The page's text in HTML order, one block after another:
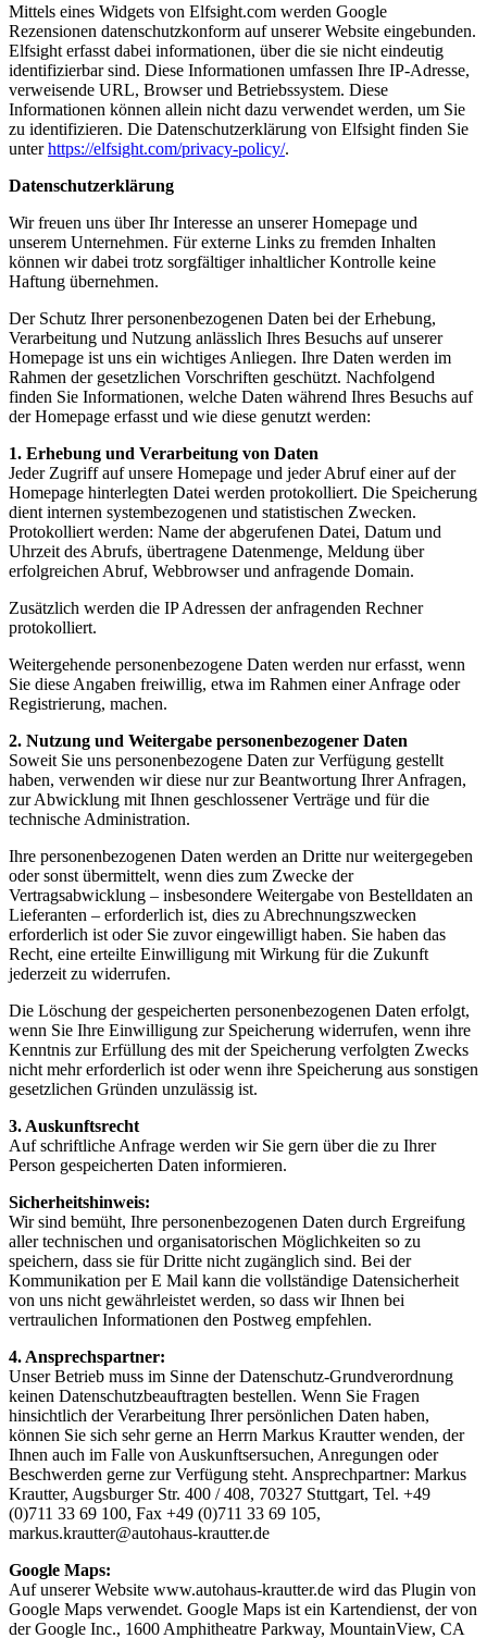
Mittels eines Widgets von Elfsight.com werden Google
Rezensionen datenschutzkonform auf unserer Website eingebunden.
Elfsight erfasst dabei informationen, über die sie nicht eindeutig
identifizierbar sind. Diese Informationen umfassen Ihre IP-Adresse,
verweisende URL, Browser und Betriebssystem. Diese
Informationen können allein nicht dazu verwendet werden, um Sie
zu identifizieren. Die Datenschutzerklärung von Elfsight finden Sie
unterhttps://elfsight.com/privacy-policy/.
Datenschutzerklärung
Wir freuen uns über Ihr Interesse an unserer Homepage und
unserem Unternehmen. Für externe Links zu fremden Inhalten
können wir dabei trotz sorgfältiger inhaltlicher Kontrolle keine
Haftung übernehmen.
Der Schutz Ihrer personenbezogenen Daten bei der Erhebung,
Verarbeitung und Nutzung anlässlich Ihres Besuchs auf unserer
Homepage ist uns ein wichtiges Anliegen. Ihre Daten werden im
Rahmen der gesetzlichen Vorschriften geschützt. Nachfolgend
finden Sie Informationen, welche Daten während Ihres Besuchs auf
der Homepage erfasst und wie diese genutzt werden:
1. Erhebung und Verarbeitung von Daten
Jeder Zugriff auf unsere Homepage und jeder Abruf einer auf der
Homepage hinterlegten Datei werden protokolliert. Die Speicherung
dient internen systembezogenen und statistischen Zwecken.
Protokolliert werden: Name der abgerufenen Datei, Datum und
Uhrzeit des Abrufs, übertragene Datenmenge, Meldung über
erfolgreichen Abruf, Webbrowser und anfragende Domain.
Zusätzlich werden die IP Adressen der anfragenden Rechner
protokolliert.
Weitergehende personenbezogene Daten werden nur erfasst, wenn
Sie diese Angaben freiwillig, etwa im Rahmen einer Anfrage oder
Registrierung, machen.
2. Nutzung und Weitergabe personenbezogener Daten
Soweit Sie uns personenbezogene Daten zur Verfügung gestellt
haben, verwenden wir diese nur zur Beantwortung Ihrer Anfragen,
zur Abwicklung mit Ihnen geschlossener Verträge und für die
technische Administration.
Ihre personenbezogenen Daten werden an Dritte nur weitergegeben
oder sonst übermittelt, wenn dies zum Zwecke der
Vertragsabwicklung – insbesondere Weitergabe von Bestelldaten an
Lieferanten – erforderlich ist, dies zu Abrechnungszwecken
erforderlich ist oder Sie zuvor eingewilligt haben. Sie haben das
Recht, eine erteilte Einwilligung mit Wirkung für die Zukunft
jederzeit zu widerrufen.
Die Löschung der gespeicherten personenbezogenen Daten erfolgt,
wenn Sie Ihre Einwilligung zur Speicherung widerrufen, wenn ihre
Kenntnis zur Erfüllung des mit der Speicherung verfolgten Zwecks
nicht mehr erforderlich ist oder wenn ihre Speicherung aus sonstigen
gesetzlichen Gründen unzulässig ist.
3. Auskunftsrecht
Auf schriftliche Anfrage werden wir Sie gern über die zu Ihrer
Person gespeicherten Daten informieren.
Sicherheitshinweis:
Wir sind bemüht, Ihre personenbezogenen Daten durch Ergreifung
aller technischen und organisatorischen Möglichkeiten so zu
speichern, dass sie für Dritte nicht zugänglich sind. Bei der
Kommunikation per E Mail kann die vollständige Datensicherheit
von uns nicht gewährleistet werden, so dass wir Ihnen bei
vertraulichen Informationen den Postweg empfehlen.
4. Ansprechspartner:
Unser Betrieb muss im Sinne der Datenschutz-Grundverordnung
keinen Datenschutzbeauftragten bestellen. Wenn Sie Fragen
hinsichtlich der Verarbeitung Ihrer persönlichen Daten haben,
können Sie sich sehr gerne an Herrn Markus Krautter wenden, der
Ihnen auch im Falle von Auskunftsersuchen, Anregungen oder
Beschwerden gerne zur Verfügung steht. Ansprechpartner: Markus
Krautter, Augsburger Str. 400 / 408, 70327 Stuttgart, Tel. +49
(0)711 33 69 100, Fax +49 (0)711 33 69 105,
markus.krautter@autohaus-krautter.de
Google Maps:
Auf unserer Website www.autohaus-krautter.de wird das Plugin von
Google Maps verwendet. Google Maps ist ein Kartendienst, der von
der Google Inc., 1600 Amphitheatre Parkway, MountainView, CA